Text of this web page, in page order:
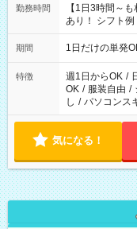
勤務時間
【1日3時間～
あり！ シフト
▼18:00～21:00
期間 1日だけの単発
特徴 週1日からOK /
OK / 服装自由 /
し / パソコンス
気になる！